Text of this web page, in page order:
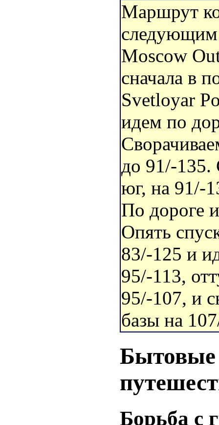
Маршрут ко
следующим
Moscow
сначала в
Svetloyar
идем по
до 91/-135.
юг, на 91/-
По дороге
Опять
83/-125 и
95/-113,
95/-107, и
базы на
Бытовые
Борьба с